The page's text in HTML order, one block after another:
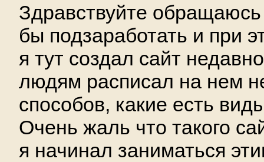
Здравствуйте обращаюсь
бы подзаработать и при
я тут создал сайт
людям расписал на нем
способов, какие есть
Очень жаль что такого
я начинал заниматься